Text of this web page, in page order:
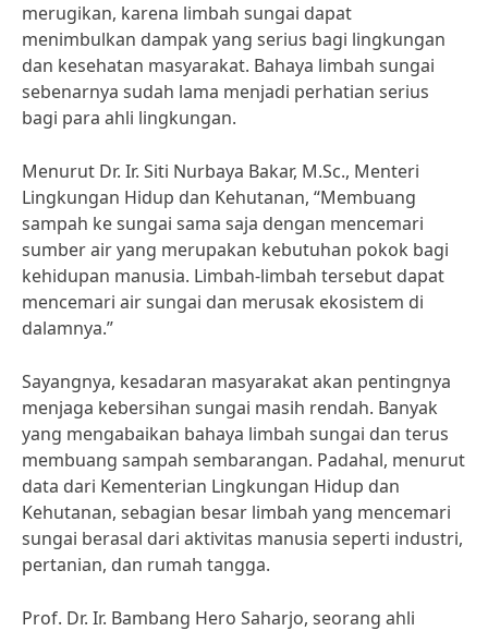
merugikan, karena limbah sungai dapat
menimbulkan dampak yang serius bagi lingkungan
dan kesehatan masyarakat. Bahaya limbah sungai
sebenarnya sudah lama menjadi perhatian serius
bagi para ahli lingkungan.
Menurut Dr. Ir. Siti Nurbaya Bakar, M.Sc., Menteri
Lingkungan Hidup dan Kehutanan, “Membuang
sampah ke sungai sama saja dengan mencemari
sumber air yang merupakan kebutuhan pokok bagi
kehidupan manusia. Limbah-limbah tersebut dapat
mencemari air sungai dan merusak ekosistem di
dalamnya.”
Sayangnya, kesadaran masyarakat akan pentingnya
menjaga kebersihan sungai masih rendah. Banyak
yang mengabaikan bahaya limbah sungai dan terus
membuang sampah sembarangan. Padahal, menurut
data dari Kementerian Lingkungan Hidup dan
Kehutanan, sebagian besar limbah yang mencemari
sungai berasal dari aktivitas manusia seperti industri,
pertanian, dan rumah tangga.
Prof. Dr. Ir. Bambang Hero Saharjo, seorang ahli